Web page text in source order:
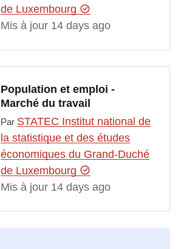
de Luxembourg
Mis à jour 14 days ago
Population et emploi -
Marché du travail
Par STATEC Institut national de
la statistique et des études
économiques du Grand-Duché
de Luxembourg
Mis à jour 14 days ago